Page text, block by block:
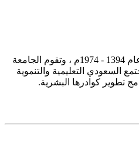
تأسست جامعة الإمام محمد بن سعود الإسلامية ممثلة في كلية الشريعة في سنة 1373هـ 1953م، وتطورت منذ ذلك الحين بصورة جذرية حتى أصبحت جامعة في عام 1394 - 1974م ، وتقوم الجامعة
السعودي التعليمية والتنموية
تطوير كوادرها البشرية.